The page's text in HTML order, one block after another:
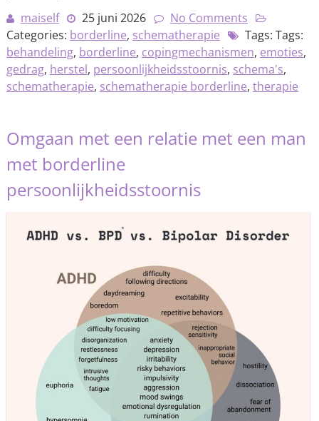
maiself
25 juni 2026
No Comments
Categories: borderline, schematherapie
Tags: Tags:
behandeling, borderline, copingmechanismen, emoties,
gedrag, herstel, persoonlijkheidsstoornis, schema's,
schematherapie, schematherapie borderline, therapie
Omgaan met een relatie met een man
met borderline
persoonlijkheidsstoornis